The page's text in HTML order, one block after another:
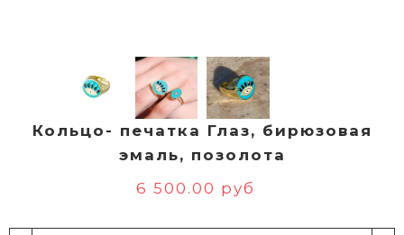
Кольцо- печатка Глаз, бирюзовая
эмаль, позолота
6 500.00 руб